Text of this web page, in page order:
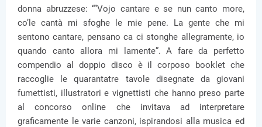
donna abruzzese: “”Vojo cantare e se nun canto more,
co’le cantà mi sfoghe le mie pene. La gente che mi
sentono cantare, pensano ca ci stonghe allegramente, io
quando canto allora mi lamente”. A fare da perfetto
compendio al doppio disco è il corposo booklet che
raccoglie le quarantatre tavole disegnate da giovani
fumettisti, illustratori e vignettisti che hanno preso parte
al concorso online che invitava ad interpretare
graficamente le varie canzoni, ispirandosi alla musica ed